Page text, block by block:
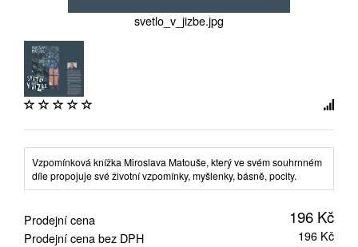
svetlo_v_jizbe.jpg
Vzpomínková knížka Miroslava Matouše, který ve svém souhrnném
díle propojuje své životní vzpomínky, myšlenky, básně, pocity.
Prodejní cena 196 Kč
Prodejní cena bez DPH 196 Kč